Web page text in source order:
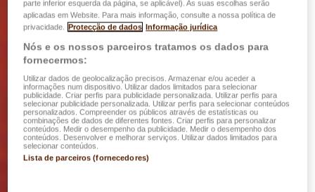
parte inferior esquerda da página, se aplicável). As suas escolhas serão
aplicadas em Website. Para mais informação, consulte a nossa política de
privacidade.
Protecção de dados Informação jurídica
Nós e os nossos parceiros tratamos os dados para
fornecermos:
Utilizar dados de geolocalização precisos. Armazenar e/ou aceder a
informações num dispositivo. Utilizar dados limitados para selecionar
publicidade. Criar perfis para publicidade personalizada. Utilizar perfis para
selecionar publicidade personalizada. Utilizar perfis para selecionar conteúdos
personalizados. Compreender os públicos através de estatísticas ou
combinações de dados de diferentes fontes. Criar perfis para personalizar
conteúdos. Medir o desempenho da publicidade. Medir o desempenho dos
conteúdos. Desenvolver e melhorar serviços. Utilizar dados limitados para
selecionar conteúdos.
Lista de parceiros (fornecedores)